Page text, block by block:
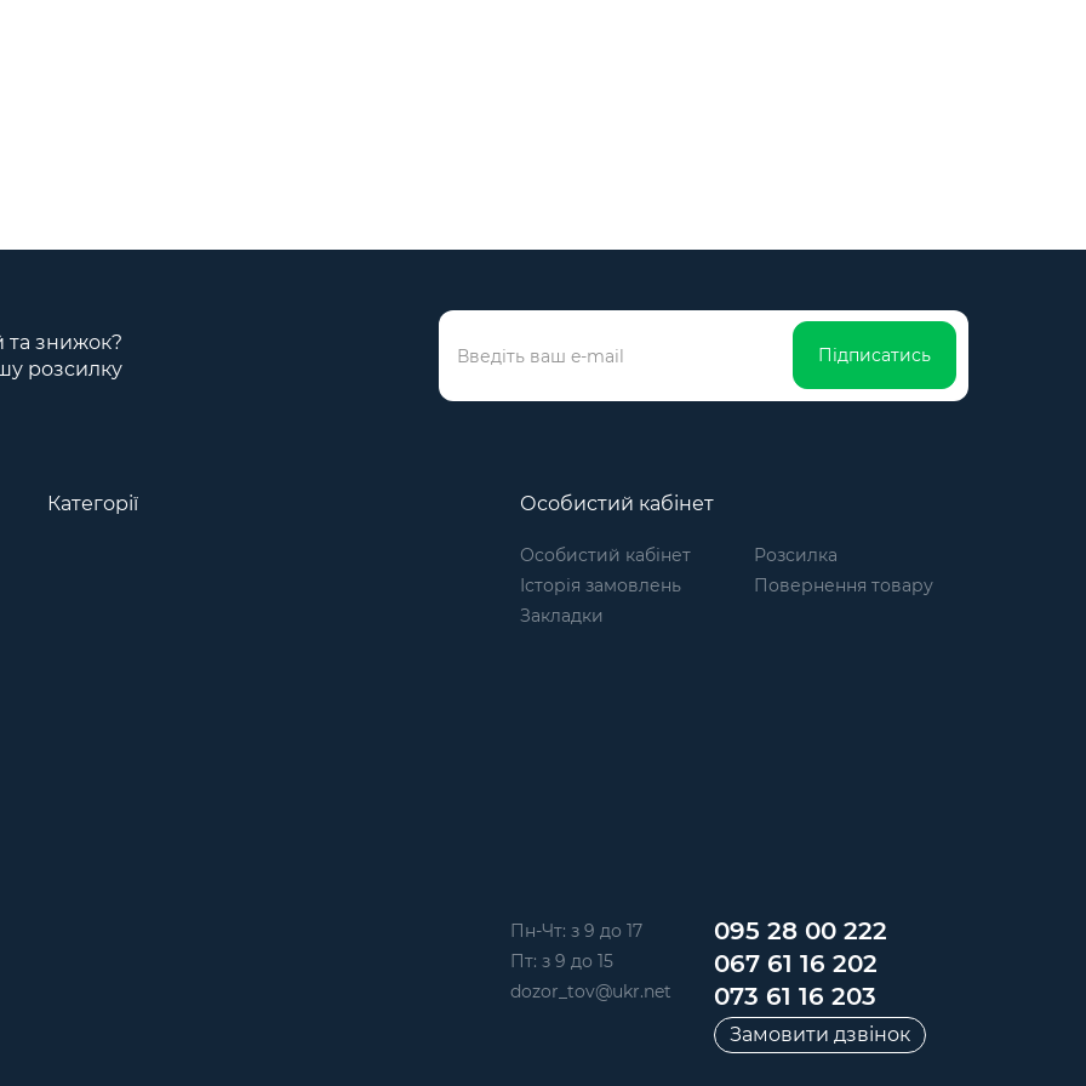
та знижок?
розсилку
Підписатись
Категорії Особистий кабінет
Особистий кабінет
Історія замовлень
Закладки
Розсилка
Повернення товару
Пн-Чт: з 9 до 17
Пт: з 9 до 15
dozor_tov@ukr.net
095 28 00 222
067 61 16 202
073 61 16 203
Замовити дзвінок